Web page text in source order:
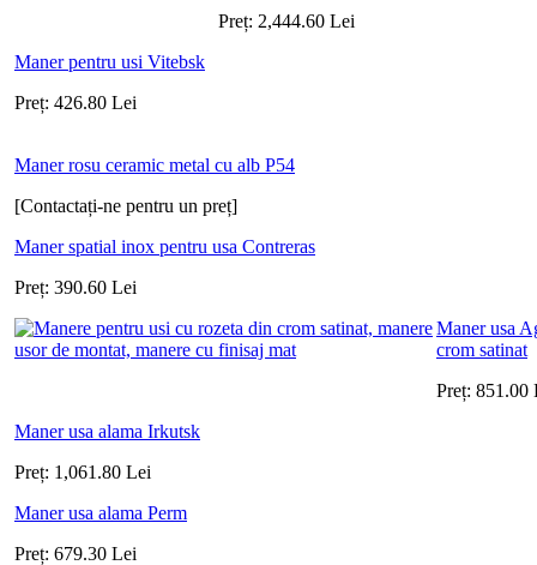
Preț: 2,444.60 Lei
Maner pentru usi Vitebsk
Preț: 426.80 Lei
Maner rosu ceramic metal cu alb P54
[Contactați-ne pentru un preț]
Maner spatial inox pentru usa Contreras
Preț: 390.60 Lei
Maner usa
crom satinat
Preț: 851.00
Maner usa alama Irkutsk
Preț: 1,061.80 Lei
Maner usa alama Perm
Preț: 679.30 Lei